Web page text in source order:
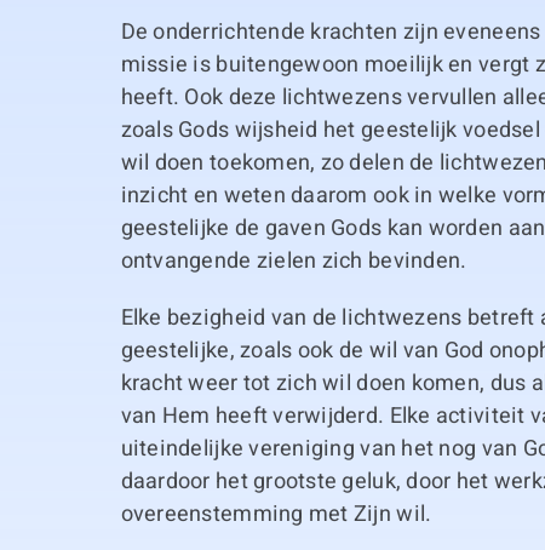
De onderrichtende krachten zijn
missie is buitengewoon moeilijk en vergt
heeft. Ook deze lichtwezens vervullen
zoals Gods wijsheid het geestelijk
wil doen toekomen, zo delen de
inzicht en weten daarom ook in welke
geestelijke de gaven Gods kan worden
ontvangende zielen zich bevinden.
Elke bezigheid van de lichtwezens
geestelijke, zoals ook de wil van God
kracht weer tot zich wil doen komen, dus
van Hem heeft verwijderd. Elke activiteit
uiteindelijke vereniging van het nog van
daardoor het grootste geluk, door het
overeenstemming met Zijn wil.